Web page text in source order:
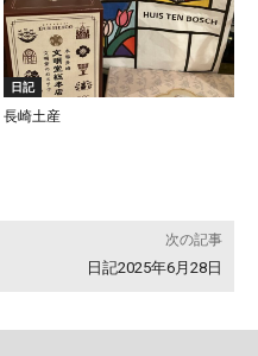
日記
長崎土産
次の記事
日記2025年6月28日